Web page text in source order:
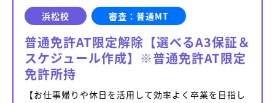
浜松校 審査：普通MT
普通免許AT限定解除【選べるA3保証＆
スケジュール作成】※普通免許AT限定
免許所持
【お仕事帰りや休日を活用して効率よく卒業を目指し